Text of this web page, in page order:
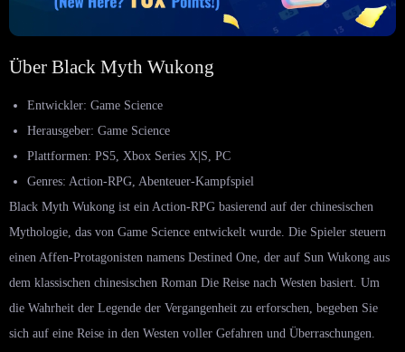
Über Black Myth Wukong
Entwickler: Game Science
Herausgeber: Game Science
Plattformen: PS5, Xbox Series X|S, PC
Genres: Action-RPG, Abenteuer-Kampfspiel
Black Myth Wukong ist ein Action-RPG basierend auf der chinesischen
Mythologie, das von Game Science entwickelt wurde. Die Spieler steuern
einen Affen-Protagonisten namens Destined One, der auf Sun Wukong aus
dem klassischen chinesischen Roman Die Reise nach Westen basiert. Um
die Wahrheit der Legende der Vergangenheit zu erforschen, begeben Sie
sich auf eine Reise in den Westen voller Gefahren und Überraschungen.